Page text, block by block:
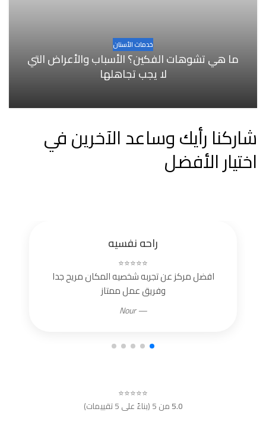
خدمات الأسنان
ما هي تشوهات الفكين؟ الأسباب والأعراض التي
لا يجب تجاهلها
شاركنا رأيك وساعد الآخرين في
اختيار الأفضل
راحه نفسيه
⭐⭐⭐⭐⭐
افضل مركز عن تجربه شخصيه المكان مريح جدا
وفريق عمل ممتاز
— Nour
⭐⭐⭐⭐⭐
5.0من 5 (بناءً على 5 تقييمات)